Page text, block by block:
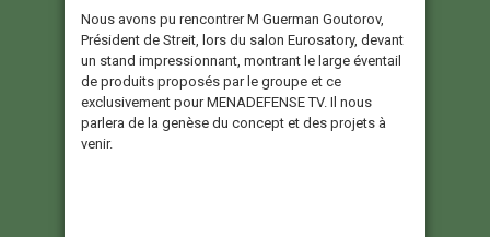
Nous avons pu rencontrer M Guerman Goutorov,
Président de Streit, lors du salon Eurosatory, devant
un stand impressionnant, montrant le large éventail
de produits proposés par le groupe et ce
exclusivement pour MENADEFENSE TV. Il nous
parlera de la genèse du concept et des projets à
venir.